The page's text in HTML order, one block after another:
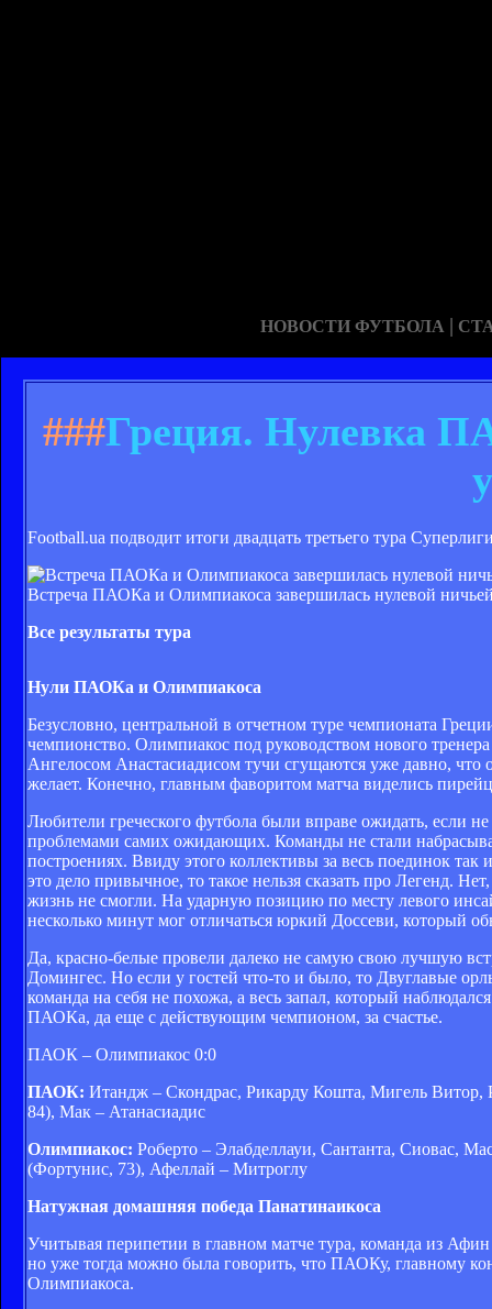
НОВОСТИ ФУТБОЛА |
###Греция. Нулевка
Football.ua подводит итоги двадцать третьего тура
Встреча ПАОКа и Олимпиакоса завершилась нулевой
Все результаты тура
Нули ПАОКа и Олимпиакоса
Безусловно, центральной в отчетном туре чемпионата
чемпионство. Олимпиакос под руководством нового
Ангелосом Анастасиадисом тучи сгущаются уже давно, что
желает. Конечно, главным фаворитом матча виделись
Любители греческого футбола были вправе ожидать, если
проблемами самих ожидающих. Команды не стали
построениях. Ввиду этого коллективы за весь поединок так
это дело привычное, то такое нельзя сказать про Легенд.
жизнь не смогли. На ударную позицию по месту левого
несколько минут мог отличаться юркий Доссеви, который
Да, красно-белые провели далеко не самую свою лучшую
Домингес. Но если у гостей что-то и было, то Двуглавые
команда на себя не похожа, а весь запал, который
ПАОКа, да еще с действующим чемпионом, за счастье.
ПАОК – Олимпиакос 0:0
ПАОК: Итандж – Скондрас, Рикарду Кошта, Мигель Витор,
84), Мак – Атанасиадис
Олимпиакос: Роберто – Элабделлауи, Сантанта, Сиовас,
(Фортунис, 73), Афеллай – Митроглу
Натужная домашняя победа Панатинаикоса
Учитывая перипетии в главном матче тура, команда из
но уже тогда можно была говорить, что ПАОКу, главному
Олимпиакоса.